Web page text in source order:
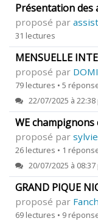
Présentation
proposé par
31 lectures
MENSUELLE
proposé par
79 lectures • 5
22/07/2025 à 22:38
WE
proposé par
26 lectures • 1
20/07/2025 à 08:37
GRAND PIQUE
proposé par
69 lectures • 9